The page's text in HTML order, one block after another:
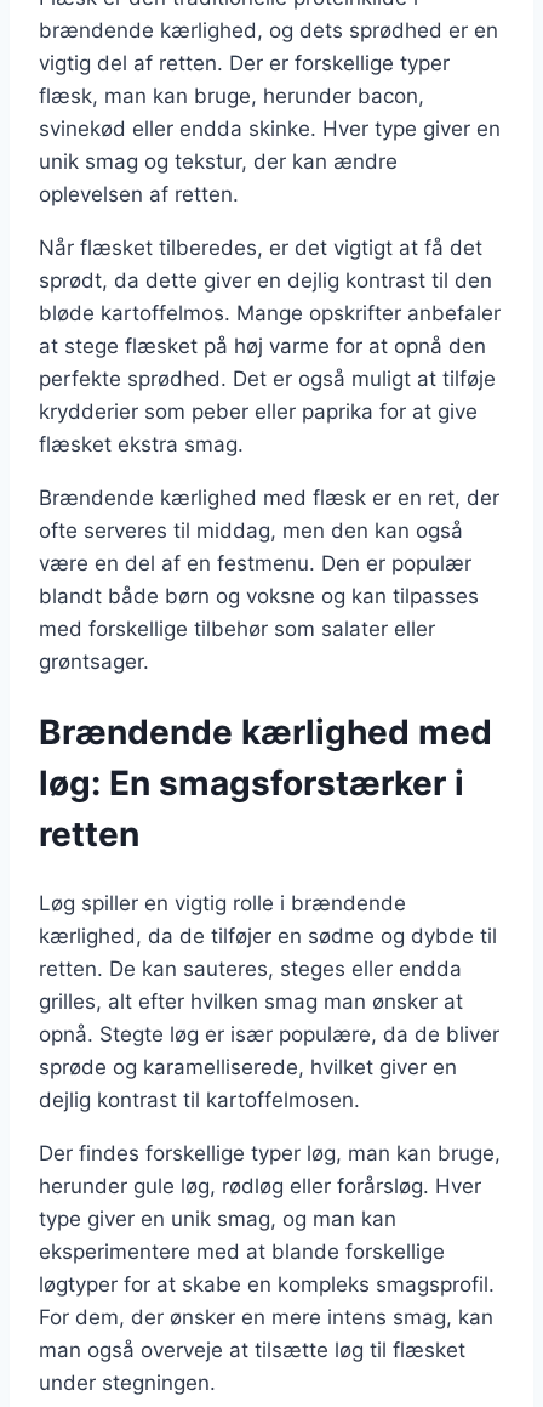
brændende kærlighed, og dets sprødhed er en
vigtig del af retten. Der er forskellige typer
flæsk, man kan bruge, herunder bacon,
svinekød eller endda skinke. Hver type giver en
unik smag og tekstur, der kan ændre
oplevelsen af retten.
Når flæsket tilberedes, er det vigtigt at få det
sprødt, da dette giver en dejlig kontrast til den
bløde kartoffelmos. Mange opskrifter anbefaler
at stege flæsket på høj varme for at opnå den
perfekte sprødhed. Det er også muligt at tilføje
krydderier som peber eller paprika for at give
flæsket ekstra smag.
Brændende kærlighed med flæsk er en ret, der
ofte serveres til middag, men den kan også
være en del af en festmenu. Den er populær
blandt både børn og voksne og kan tilpasses
med forskellige tilbehør som salater eller
grøntsager.
Brændende kærlighed med
løg: En smagsforstærker i
retten
Løg spiller en vigtig rolle i brændende
kærlighed, da de tilføjer en sødme og dybde til
retten. De kan sauteres, steges eller endda
grilles, alt efter hvilken smag man ønsker at
opnå. Stegte løg er især populære, da de bliver
sprøde og karamelliserede, hvilket giver en
dejlig kontrast til kartoffelmosen.
Der findes forskellige typer løg, man kan bruge,
herunder gule løg, rødløg eller forårsløg. Hver
type giver en unik smag, og man kan
eksperimentere med at blande forskellige
løgtyper for at skabe en kompleks smagsprofil.
For dem, der ønsker en mere intens smag, kan
man også overveje at tilsætte løg til flæsket
under stegningen.